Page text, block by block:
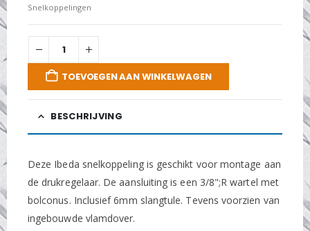
Snelkoppelingen
TOEVOEGEN AAN WINKELWAGEN
BESCHRIJVING
Deze Ibeda snelkoppeling is geschikt voor montage aan
de drukregelaar. De aansluiting is een 3/8";R wartel met
bolconus. Inclusief 6mm slangtule. Tevens voorzien van
ingebouwde vlamdover.